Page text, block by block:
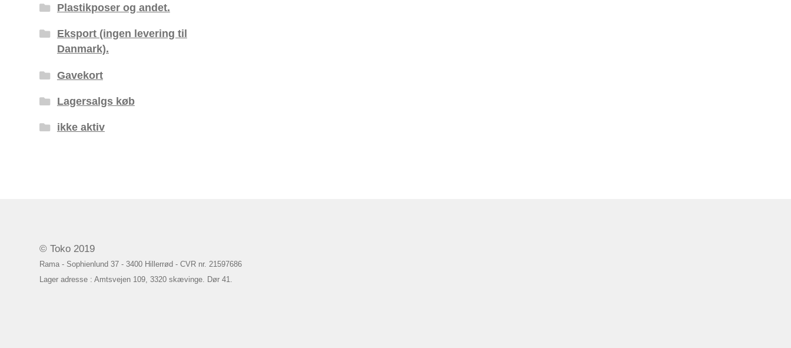
Plastikposer og andet.
Eksport (ingen levering til
Danmark).
Gavekort
Lagersalgs køb
ikke aktiv
© Toko 2019
Rama - Sophienlund 37 - 3400 Hillerrød - CVR nr. 21597686
Lager adresse : Amtsvejen 109, 3320 skævinge. Dør 41.